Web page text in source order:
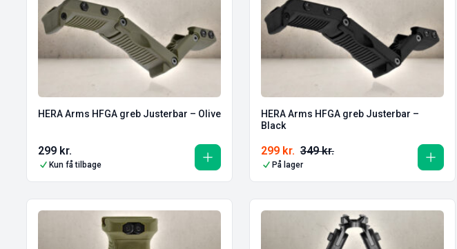
HERA Arms HFGA greb Justerbar – Olive
299 kr.
Kun få tilbage
HERA Arms HFGA greb Justerbar –
Black
349kr.
299 kr.
På lager